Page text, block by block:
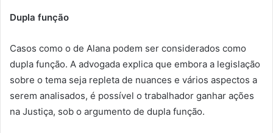
Dupla função
Casos como o de Alana podem ser considerados como
dupla função. A advogada explica que embora a legislação
sobre o tema seja repleta de nuances e vários aspectos a
serem analisados, é possível o trabalhador ganhar ações
na Justiça, sob o argumento de dupla função.